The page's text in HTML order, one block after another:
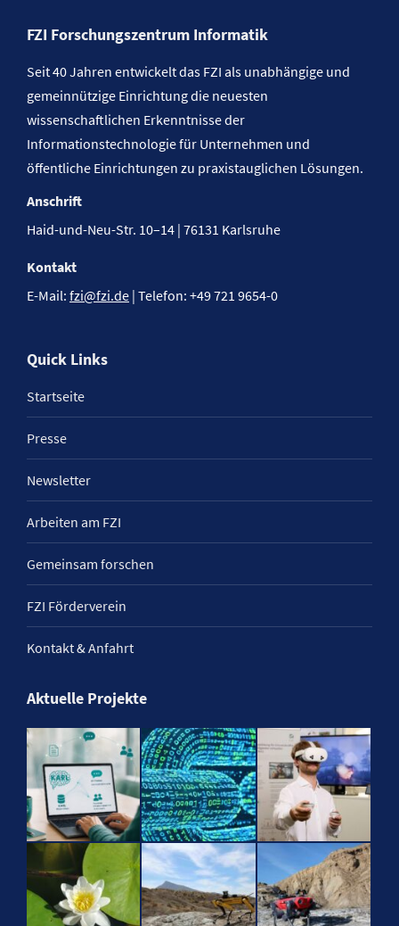
FZI Forschungszentrum Informatik
Seit 40 Jahren entwickelt das FZI als unabhängige und
gemeinnützige Einrichtung die neuesten
wissenschaftlichen Erkenntnisse der
Informationstechnologie für Unternehmen und
öffentliche Einrichtungen zu praxistauglichen Lösungen.
Anschrift
Haid-und-Neu-Str. 10–14 | 76131 Karlsruhe
Kontakt
E-Mail: fzi@fzi.de | Telefon: +49 721 9654-0
Quick Links
Startseite
Presse
Newsletter
Arbeiten am FZI
Gemeinsam forschen
FZI Förderverein
Kontakt & Anfahrt
Aktuelle Projekte